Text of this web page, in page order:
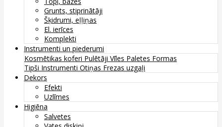
Grunts, stiprinātāji
Šķidrumi, eļļiņas
El. ierīces
Komplekti
Instrumenti un piederumi
Kosmētikas koferi Pulētāji Vīles Paletes Formas
Tipši Instrumenti Otiņas Frezas uzgaļi
Dekors
Efekti
Uzlīmes
Higiēna
Salvetes